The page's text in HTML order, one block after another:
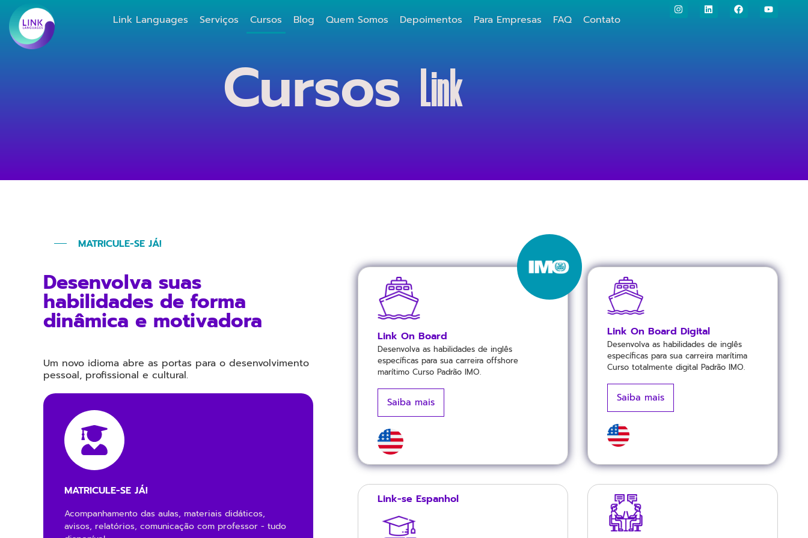
Link Languages Serviços Cursos Blog Quem Somos Depoimentos Para Empresas FAQ Contato
Cursos Link
MATRICULE-SE JÁ!
Desenvolva suas
habilidades de forma
dinâmica e motivadora
Um novo idioma abre as portas para o desenvolvimento
pessoal, profissional e cultural.
MATRICULE-SE JÁ!
Acompanhamento das aulas, materiais didáticos,
avisos, relatórios, comunicação com professor - tudo
Link On Board
Desenvolva as habilidades de inglês
específicas para sua carreira offshore
marítimo Curso Padrão IMO.
Saiba mais
Link On Board Digital
Desenvolva as habilidades de inglês
específicas para sua carreira marítima
Curso totalmente digital Padrão IMO.
Saiba mais
Link-se Espanhol